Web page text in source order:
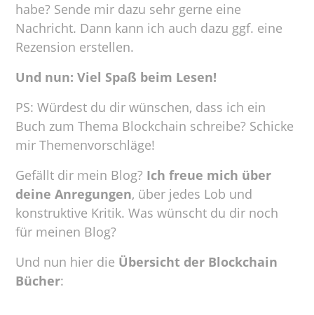
habe? Sende mir dazu sehr gerne eine
Nachricht. Dann kann ich auch dazu ggf. eine
Rezension erstellen.
Und nun: Viel Spaß beim Lesen!
PS: Würdest du dir wünschen, dass ich ein
Buch zum Thema Blockchain schreibe? Schicke
mir Themenvorschläge!
Gefällt dir mein Blog? Ich freue mich über
deine Anregungen, über jedes Lob und
konstruktive Kritik. Was wünscht du dir noch
für meinen Blog?
Und nun hier die Übersicht der Blockchain
Bücher: